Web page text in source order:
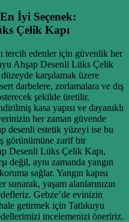
İyi Seçenek:
Çelik Kapı
tercih edenler için güvenlik her
Ahşap Desenli Lüks Çelik
karşılamak üzere
darbelere, zorlamalara ve dış
şekilde üretilir.
kasa yapısı ve dayanıklı
her zaman güvende
desenli estetik yüzeyi ise bu
görünümüne zarif bir
Desenli Lüks Çelik Kapı,
değil, aynı zamanda yangın
sağlar. Yangın kapısı
yaşam alanlarınızın
Gebze’de evinizin
getirmek için Tatlıkuyu
incelemenizi öneririz.